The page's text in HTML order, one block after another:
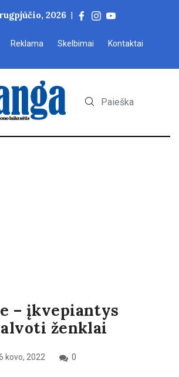
2026 |
Reklama Skelbimai Kontaktai
– įkvepiantys
ženklai
kovo, 2022 0